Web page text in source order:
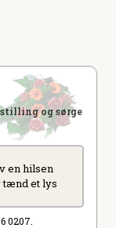
og sørge
en hilsen
tænd et lys
0207.